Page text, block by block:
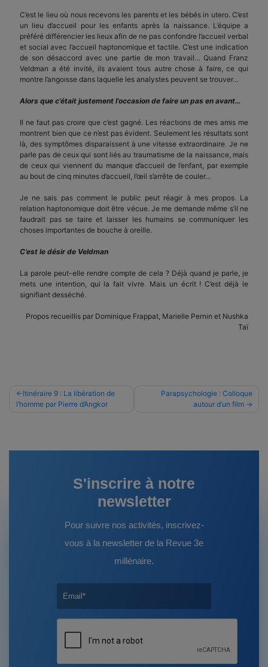
C’est le lieu où nous recevons les parents et les bébés in utero. C’est
un lieu d’accueil pour les enfants après la naissance. L’équipe a
préféré différencier les lieux afin de ne pas confondre l’accueil verbal
et social avec l’accueil haptonomique et tactile. C’est une indication
de son désaccord avec une partie de mon travail… Quand Franz
Veldman a été invité, ils avaient tous autre chose à faire, ce qui
montre l’angoisse dans laquelle les analystes peuvent se trouver…
Alors que c’était justement l’occasion de faire un pas en avant…
Il ne faut pas croire que c’est gagné. Les réactions de mes amis me
montrent bien que ce n’est pas évident. Seulement les résultats sont
là, des symptômes disparaissent à une vitesse extraordinaire. Je ne
parle pas de ceux qui sont liés au traumatisme de la naissance, mais
de ceux qui viennent du manque d’accueil de l’enfant, par exemple
au bout de cinq minutes d’accueil, l’œil s’arrête de couler…
Je ne sais pas comment le public peut réagir à mes propos. La
relation haptonomique doit être vécue. Je me demande même s’il ne
faudrait pas se taire et laisser les humains se communiquer les
choses importantes de bouche à oreille.
C’est le désir de Veldman
La parole peut-elle rendre compte de cela ? Déjà quand je parle, je
mets une intention, qui la fait vivre. Mais un écrit ! C’est déjà le
signifiant desséché.
Propos recueillis par Dominique Frappat, Marielle Pernin et Nushka
Taï
Navigation
de
Itinéraire 9 : La libération de
l’homme par Pierre d’Angkor
Parapsychologie : Colloque
autour d’un film
S'inscrire à notre
newsletter
Pour suivre nos activités, inscrivez-
vous à la newsletter de la Revue 3e
millénaire.